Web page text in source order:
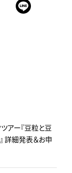
アー『豆粒と豆
詳細発表＆お申